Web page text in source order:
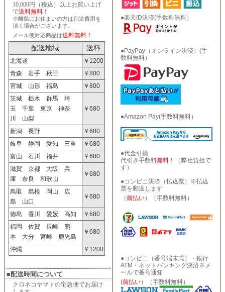
10,000円（税込）以上お買い上げ
で送料無料！
※離島にお住まいの方は別途費用を
頂く場合がございます。
メール便対応商品は送料無料！
配送地域 送料
北海道
￥1200
青森 岩手 秋田
￥800
宮城 山形 福島
￥800
茨城 栃木 群馬 埼
玉 千葉 東京 神奈
川 山梨
￥680
新潟 長野
￥680
岐阜 静岡 愛知 三重
￥680
富山 石川 福井
￥680
滋賀 京都 大阪 兵
庫 奈良 和歌山
￥680
鳥取 島根 岡山 広
島 山口
￥680
徳島 香川 愛媛 高知
￥680
福岡 佐賀 長崎 熊
本 大分 宮崎 鹿児島
￥680
沖縄 ￥1200
■配送時間について
クロネコヤマトの宅急便でお届け
●楽天ID決済(手数料無料）
●PayPay（オンライン決済）(手
数料無料）
●Amazon Pay(手数料無料）
●代金引換
代引き手数料無料！
（弊社負担で
す）
●コンビニ決済（払込票）※払込
票を郵送します
（前払い）（手数料無料）
●コンビニ（番号端末式）・銀行
ATM・ネットバンキング決済※メ
ールで番号通知
(前払い）（手数料無料）